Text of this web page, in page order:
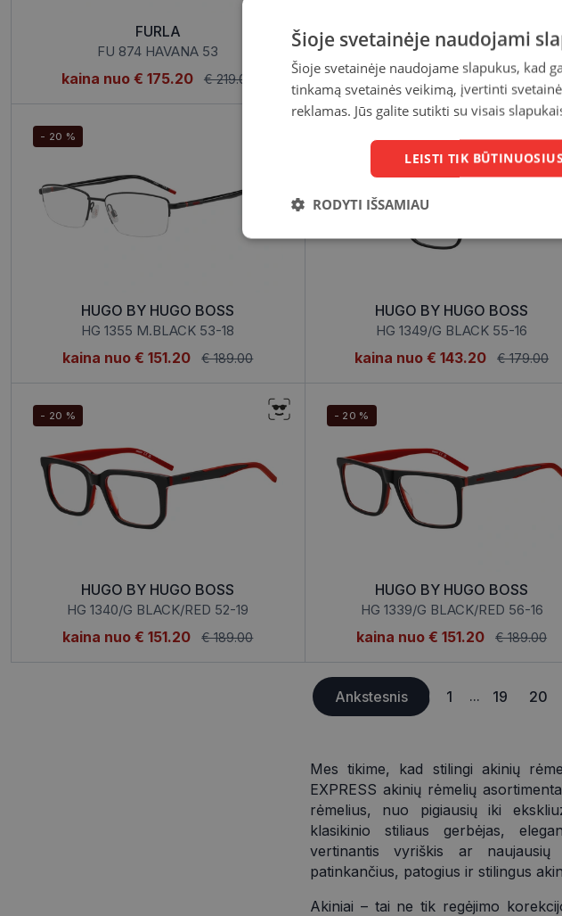
FURLA
FU 874 HAVANA 53
kaina nuo€ 175.20 € 219.00
FURLA
FU 876 BLACK 54
kaina nuo€ 175.20 € 219.00
- 20 %
HUGO BY HUGO BOSS
HG 1355 M.BLACK 53-18
kaina nuo € 151.20 € 189.00
HUGO BY HUGO BOSS
HG 1349/G BLACK 55-16
kaina nuo € 143.20 € 179.00
- 20 %
HUGO BY HUGO BOSS
HG 1340/G BLACK/RED 52-19
kaina nuo € 151.20 € 189.00
- 20 %
HUGO BY HUGO BOSS
HG 1339/G BLACK/RED 56-16
kaina nuo € 151.20 € 189.00
Ankstesnis 1 ... 19 20
Mes tikime, kad stilingi akinių
EXPRESS akinių rėmelių
rėmelius, nuo pigiausių iki
klasikinio stiliaus gerbėjas,
vertinantis vyriškis ar naujausių
patinkančius, patogius ir stilingus
Akiniai – tai ne tik regėjimo
Šioje svetainėje naudojami
Šioje svetainėje naudojame slapukus, kad
tinkamą svetainės veikimą, įvertinti
reklamas. Jūs galite sutikti su visais
LEISTI TIK
RODYTI IŠSAMIAU
Būtinieji
Statistikos
Būtinieji slapukai Statistikos slapukai
Šie slapukai yra būtini, kad galėtumėte naršyti
tačiau neatskleidžia Jūsų tapatybės, taip pat nerenka
Šie būtinieji slapukai nustatomi automatiškai.
Pavadinimas
Teikėjas
www.visionexpress.lt
Cloudflare Inc.
.youtube.com
CookieScriptConsent
CookieScript
_tt_enable_cookie
.visionexpress.lt
Domenas
Pavadinimas Teikėjas/
Pavadinimas Teikėjas
__Secure-ROLLOUT_TOKEN